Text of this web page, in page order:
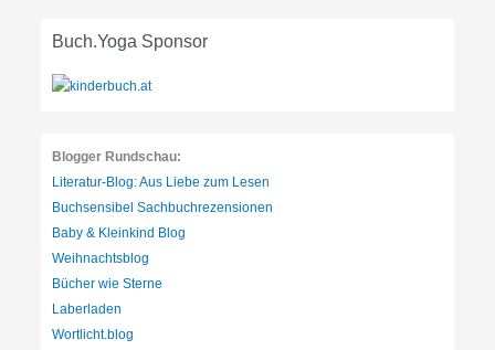
r
e
Buch.Yoga Sponsor
Blogger Rundschau:
Literatur-Blog: Aus Liebe zum Lesen
Buchsensibel Sachbuchrezensionen
Baby & Kleinkind Blog
Weihnachtsblog
Bücher wie Sterne
Laberladen
Wortlicht.blog